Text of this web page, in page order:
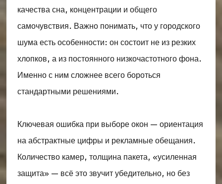
качества сна, концентрации и общего
самочувствия. Важно понимать, что у городского
шума есть особенности: он состоит не из резких
хлопков, а из постоянного низкочастотного фона.
Именно с ним сложнее всего бороться
стандартными решениями.
Ключевая ошибка при выборе окон — ориентация
на абстрактные цифры и рекламные обещания.
Количество камер, толщина пакета, «усиленная
защита» — всё это звучит убедительно, но без